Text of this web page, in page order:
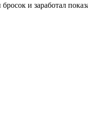
и заработал